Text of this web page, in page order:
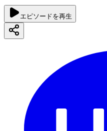
エピソードを再生